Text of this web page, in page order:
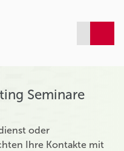
Seminare
oder
Ihre Kontakte mit